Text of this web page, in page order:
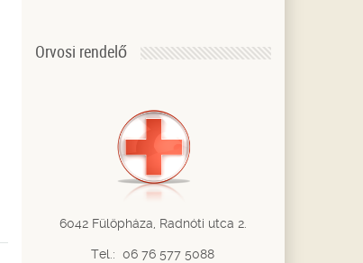
Orvosi rendelő
6042 Fülöpháza, Radnóti utca 2.
Tel.: 06 76 577 5088